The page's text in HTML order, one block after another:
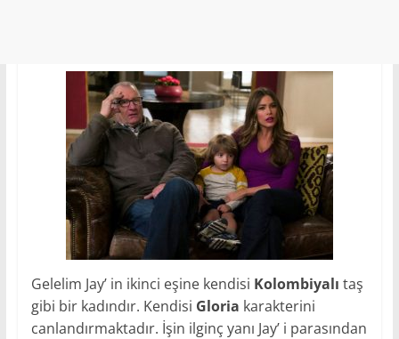
Gelelim Jay’ in ikinci eşine kendisi Kolombiyalı taş
gibi bir kadındır. Kendisi Gloria karakterini
canlandırmaktadır. İşin ilginç yanı Jay’ i parasından